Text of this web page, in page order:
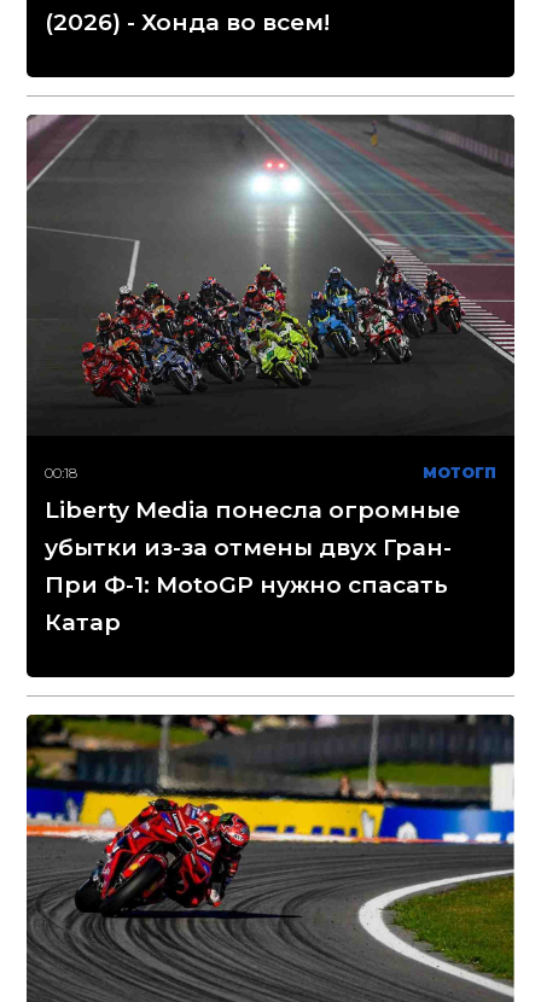
(2026) - Хонда во всем!
00:18 МОТОГП
Liberty Media понесла огромные
убытки из-за отмены двух Гран-
При Ф-1: MotoGP нужно спасать
Катар